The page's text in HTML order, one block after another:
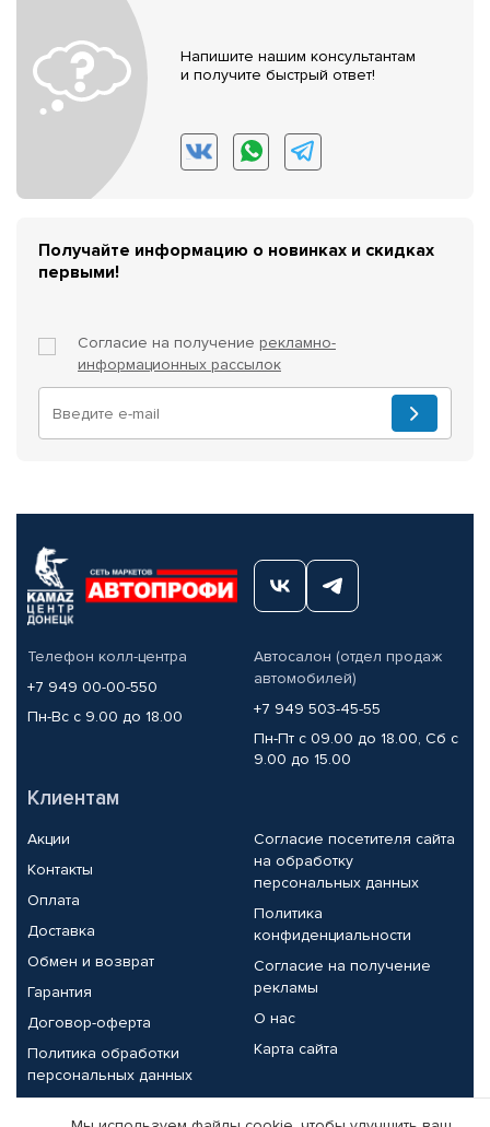
Напишите нашим консультантам
и получите быстрый ответ!
Получайте информацию о новинках и скидках
первыми!
Согласие на получение рекламно-
информационных рассылок
Телефон колл-центра
+7 949 00-00-550
Пн-Вс с 9.00 до 18.00
Автосалон (отдел продаж
автомобилей)
+7 949 503-45-55
Пн-Пт с 09.00 до 18.00, Сб с
9.00 до 15.00
Клиентам
Акции
Контакты
Оплата
Доставка
Обмен и возврат
Гарантия
Договор-оферта
Политика обработки
персональных данных
Согласие посетителя сайта
на обработку
персональных данных
Политика
конфиденциальности
Согласие на получение
рекламы
О нас
Карта сайта